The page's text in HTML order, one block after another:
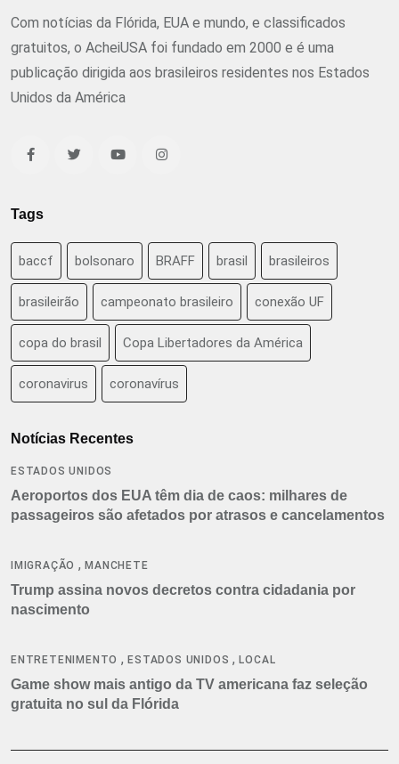
Com notícias da Flórida, EUA e mundo, e classificados
gratuitos, o AcheiUSA foi fundado em 2000 e é uma
publicação dirigida aos brasileiros residentes nos Estados
Unidos da América
Tags
baccf bolsonaro BRAFF brasil brasileiros
brasileirão campeonato brasileiro conexão UF
copa do brasil Copa Libertadores da América
coronavirus coronavírus
Notícias Recentes
ESTADOS UNIDOS
Aeroportos dos EUA têm dia de caos: milhares de
passageiros são afetados por atrasos e cancelamentos
IMIGRAÇÃO ,MANCHETE
Trump assina novos decretos contra cidadania por
nascimento
ENTRETENIMENTO ,ESTADOS UNIDOS ,LOCAL
Game show mais antigo da TV americana faz seleção
gratuita no sul da Flórida